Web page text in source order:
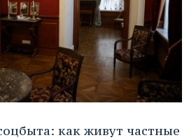
как живут частные